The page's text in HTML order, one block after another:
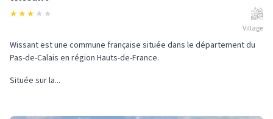
★★★ ★ ★
Village
Wissant est une commune française située dans le département du
Pas-de-Calais en région Hauts-de-France.
Située sur la...